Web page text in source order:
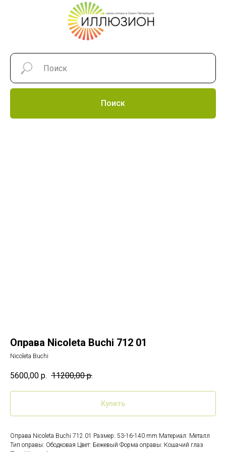
Поиск
Оправа Nicoleta Buchi 712 01
Nicoleta Buchi
5600,00 р. 11200,00 р.
Купить
Оправа Nicoleta Buchi 712 01 Размер: 53-16-140 mm Материал: Металл
Тип оправы: Ободковая Цвет: Бежевый Форма оправы: Кошачий глаз